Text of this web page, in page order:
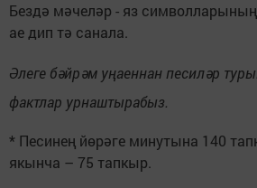
Бездә мәчеләр - яз
ае дип тә санала.
Әлеге бәйрәм уңаеннан песиләр
фактлар урнаштырабыз.
* Песинең йөрәге минутына 140
якынча – 75 тапкыр.